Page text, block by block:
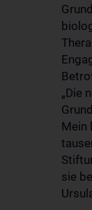
„Die
Mein
sie